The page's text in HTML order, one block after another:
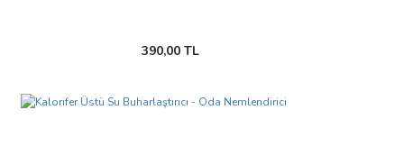
390,00 TL